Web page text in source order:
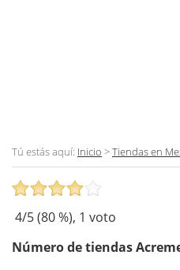
Tú estás aquí: Inicio >Tiendas en
4/5 (80%), 1 voto
Número de tiendas